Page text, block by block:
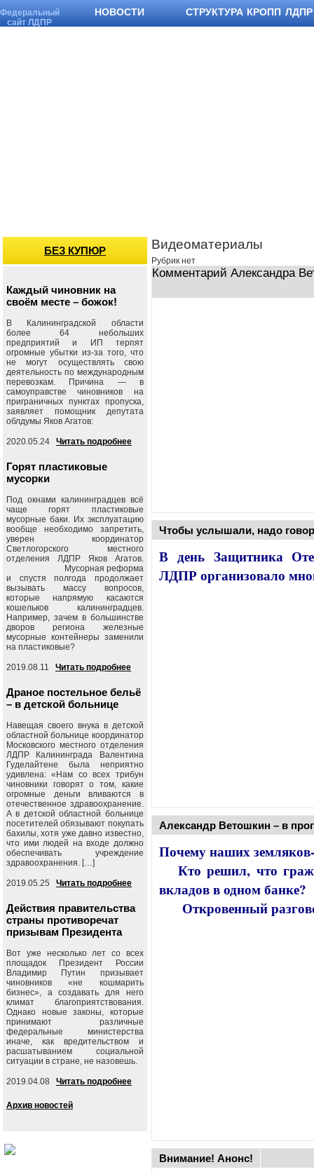
Федеральный
сайт ЛДПР
НОВОСТИ СТРУКТУРА КРОПП ЛДПР
Видеоматериалы
Рубрик нет
Комментарий Александра
Чтобы услышали, надо
В день Защитника
ЛДПР организовало
Александр Ветошкин – в
Почему наших
Кто решил, что
вкладов в одном банке?
Откровенный
Внимание! Анонс!
БЕЗ КУПЮР
Каждый чиновник на
своём месте – божок!
В Калининградской области
более 64 небольших
предприятий и ИП терпят
огромные убытки из-за того, что
не могут осуществлять свою
деятельность по международным
перевозкам. Причина — в
самоуправстве чиновников на
приграничных пунктах пропуска,
заявляет помощник депутата
облдумы Яков Агатов:
2020.05.24 Читать подробнее
Горят пластиковые
мусорки
Под окнами калининградцев всё
чаще горят пластиковые
мусорные баки. Их эксплуатацию
вообще необходимо запретить,
уверен координатор
Светлогорского местного
отделения ЛДПР Яков Агатов.
Мусорная реформа
и спустя полгода продолжает
вызывать массу вопросов,
которые напрямую касаются
кошельков калининградцев.
Например, зачем в большинстве
дворов региона железные
мусорные контейнеры заменили
на пластиковые?
2019.08.11 Читать подробнее
Драное постельное бельё
– в детской больнице
Навещая своего внука в детской
областной больнице координатор
Московского местного отделения
ЛДПР Калининграда Валентина
Гуделайтене была неприятно
удивлена: «Нам со всех трибун
чиновники говорят о том, какие
огромные деньги вливаются в
отечественное здравоохранение.
А в детской областной больнице
посетителей обязывают покупать
бахилы, хотя уже давно известно,
что ими людей на входе должно
обеспечивать учреждение
здравоохранения. […]
2019.05.25 Читать подробнее
Действия правительства
страны противоречат
призывам Президента
Вот уже несколько лет со всех
площадок Президент России
Владимир Путин призывает
чиновников «не кошмарить
бизнес», а создавать для него
климат благоприятствования.
Однако новые законы, которые
принимают различные
федеральные министерства
иначе, как вредительством и
расшатыванием социальной
ситуации в стране, не назовешь.
2019.04.08 Читать подробнее
Архив новостей